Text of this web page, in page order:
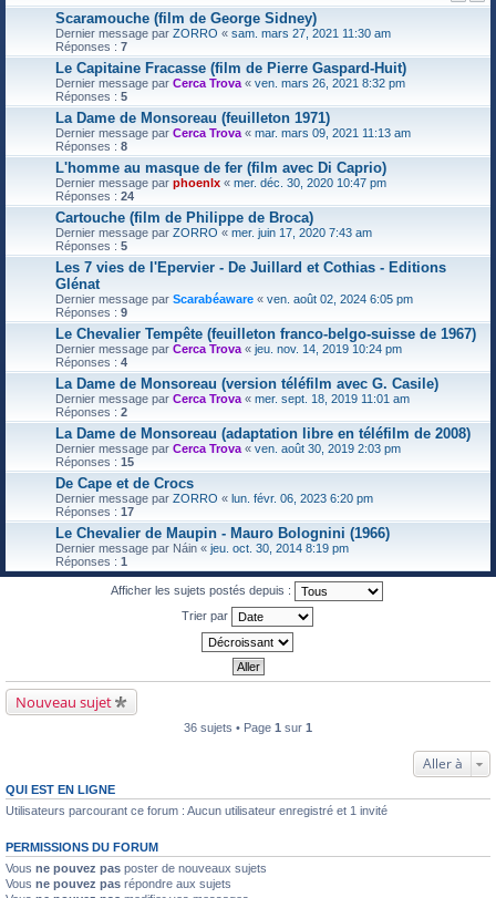
Scaramouche (film de George Sidney)
Dernier message par ZORRO « sam. mars 27, 2021 11:30 am
Réponses : 7
Le Capitaine Fracasse (film de Pierre Gaspard-Huit)
Dernier message par Cerca Trova « ven. mars 26, 2021 8:32 pm
Réponses : 5
La Dame de Monsoreau (feuilleton 1971)
Dernier message par Cerca Trova « mar. mars 09, 2021 11:13 am
Réponses : 8
L'homme au masque de fer (film avec Di Caprio)
Dernier message par phoenlx « mer. déc. 30, 2020 10:47 pm
Réponses : 24
Cartouche (film de Philippe de Broca)
Dernier message par ZORRO « mer. juin 17, 2020 7:43 am
Réponses : 5
Les 7 vies de l'Epervier - De Juillard et Cothias - Editions
Glénat
Dernier message par Scarabéaware « ven. août 02, 2024 6:05 pm
Réponses : 9
Le Chevalier Tempête (feuilleton franco-belgo-suisse de 1967)
Dernier message par Cerca Trova « jeu. nov. 14, 2019 10:24 pm
Réponses : 4
La Dame de Monsoreau (version téléfilm avec G. Casile)
Dernier message par Cerca Trova « mer. sept. 18, 2019 11:01 am
Réponses : 2
La Dame de Monsoreau (adaptation libre en téléfilm de 2008)
Dernier message par Cerca Trova « ven. août 30, 2019 2:03 pm
Réponses : 15
De Cape et de Crocs
Dernier message par ZORRO « lun. févr. 06, 2023 6:20 pm
Réponses : 17
Le Chevalier de Maupin - Mauro Bolognini (1966)
Dernier message par Náin « jeu. oct. 30, 2014 8:19 pm
Réponses : 1
Afficher les sujets postés depuis :
Trier par
Nouveau sujet
36 sujets • Page 1 sur 1
Aller à
QUI EST EN LIGNE
Utilisateurs parcourant ce forum : Aucun utilisateur enregistré et 1 invité
PERMISSIONS DU FORUM
Vous ne pouvez pas poster de nouveaux sujets
Vous ne pouvez pas répondre aux sujets